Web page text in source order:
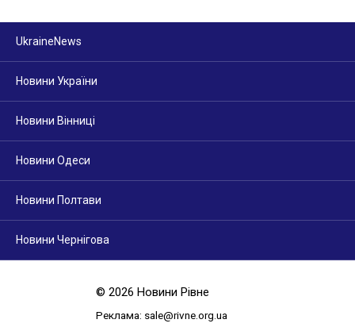
UkraineNews
Новини України
Новини Вінниці
Новини Одеси
Новини Полтави
Новини Чернігова
© 2026 Новини Рівне
Реклама: sale@rivne.org.ua